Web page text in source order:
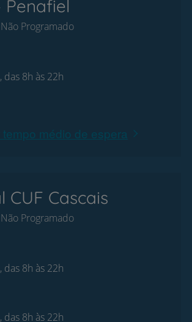
Penafiel
Programado
das 8h às 22h
tempo médio de espera
CUF Cascais
Programado
das 8h às 22h
das 8h às 22h